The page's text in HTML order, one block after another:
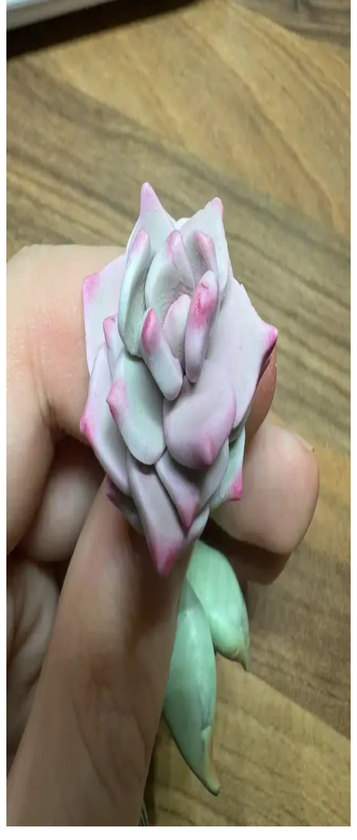
Polimer Kil, Taklit Kürk ve Pan Pastel ile Minyatür
Sanatında Gerçekçilik Yaratma Teknikleri
Minyatür figür yapımında polimer kil, taklit kürk ve pan pastel
malzemeleri kullanılarak gerçekçi ve detaylı eserler
oluşturulmaktadır. Teknikler ve uygulama süreçleri detaylıca ele
Polimer Kil ile Çakmak Kılıfı Yapımı: Teknikler,
Malzemeler ve Deneyimler
Polimer kil ile çakmak kılıfı yapımında alüminyum folyo kalıbı
kullanımı, kilin şekillendirilmesi ve pişirme süreçleri
detaylandırılmaktadır. Tasarım ve dayanıklılık için öneriler
sunulmaktadır.
Polimer Kil Figürlerde Göz Tasarımı: Korkutucu
İfadenin Yumuşatılması Teknikleri ve Malzeme
Polimer kil figürlerde göz tasarımında korkutucu ifadeyi azaltmak
için göz kapakları, göz bebeği ayarları ve beyaz yansımalar gibi
teknikler kullanılır. Doğru malzeme seçimi figürlerin dayanıklılığını
Polimer Kil ve Armature Tel ile Gerçekçi Caterpie ve
Bulbasaur Heykelleri Üretimi
Polimer kil ve armature tel kullanılarak yapılan Caterpie ve
Bulbasaur heykelleri, detaylı doku çalışmaları ve esneklik sayesinde
gerçekçi ve dayanıklı sanat eserleri olarak öne çıkıyor.
Saç İlhamlı Polimer Kil Vazo Tasarımı: Teknikler ve
Yapım Süreci Detayları
Saçın doğal düşüşü ve renk geçişlerinden ilham alan polimer kil
vazo, detaylı kıvrımlar ve bilinçli hizalanmayan renklerle özgünlük
kazanıyor. Üretim sürecinde ekstruder ve fırınlama teknikleri
kullanıldı.
Tiny Cat Village: Yeti'nin Ahşap Kulübesi ve
Minyatür Polimer Kil Sanatının Detayları
Tiny Cat Village serisi, Yeti'nin rustik ahşap kulübesi ve minyatür
polimer kil figürleriyle detaylı ve gerçekçi sahneler sunuyor. Sanatçı,
tasarımda özgünlük ve sıcak atmosfer yaratıyor.
Polimer Kil ile Anahtarlık İçin Sukulent Yapımı ve
Karşılaşılan Zorluklar
Polimer kil ile anahtarlık için sukulent yapımı, doğru boyutlandırma,
kilin yumuşaklığı, parmak izleri ve dayanıklılık gibi zorluklar içerir.
Pratik ve sabırla başarılı sonuçlar elde edilir.